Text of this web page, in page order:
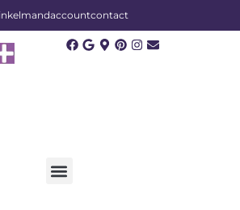
accountcontact